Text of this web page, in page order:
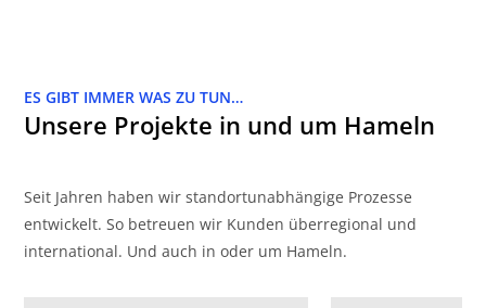
ES GIBT IMMER WAS ZU TUN…
Unsere Projekte in und um Hameln
Seit Jahren haben wir standortunabhängige Prozesse
entwickelt. So betreuen wir Kunden überregional und
international. Und auch in oder um Hameln.